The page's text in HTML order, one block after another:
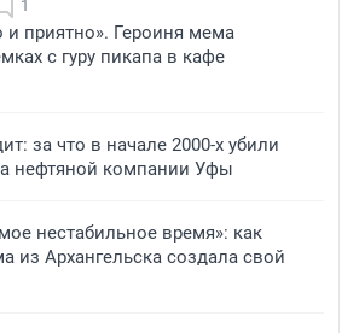
1
и приятно». Героиня мема
с гуру пикапа в кафе
за что в начале 2000-х убили
нефтяной компании Уфы
нестабильное время»: как
из Архангельска создала свой